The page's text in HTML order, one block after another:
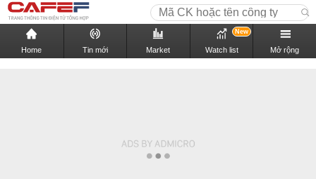
Home Tin mới Market Watch list
New
Mở rộng